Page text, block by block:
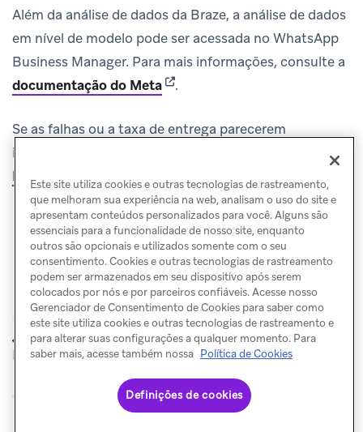
Além da análise de dados da Braze, a análise de dados
em nível de modelo pode ser acessada no WhatsApp
Business Manager. Para mais informações, consulte a
documentação do Meta(opens in new tab)
.
Se as falhas ou a taxa de entrega parecerem
incorretas, consulte
Investigar falhas de envio de WhatsApp
ANTERIORRecursos da
Meta
PRÓXIMO
Falhas de
© Braze. All Rights Reserved Privacy Policy
Este site utiliza cookies e outras tecnologias de rastreamento,
que melhoram sua experiência na web, analisam o uso do site e
apresentam conteúdos personalizados para você. Alguns são
essenciais para a funcionalidade de nosso site, enquanto
outros são opcionais e utilizados somente com o seu
consentimento. Cookies e outras tecnologias de rastreamento
podem ser armazenados em seu dispositivo após serem
colocados por nós e por parceiros confiáveis. Acesse nosso
Gerenciador de Consentimento de Cookies para saber como
este site utiliza cookies e outras tecnologias de rastreamento e
para alterar suas configurações a qualquer momento. Para
saber mais, acesse também nossa Política de Cookies
Definições de cookies